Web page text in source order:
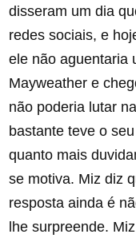
disseram um dia
redes sociais, e
ele não aguentaria
Mayweather e
não poderia lutar
bastante teve o
quanto mais
se motiva. Miz diz
resposta ainda é
lhe surpreende.